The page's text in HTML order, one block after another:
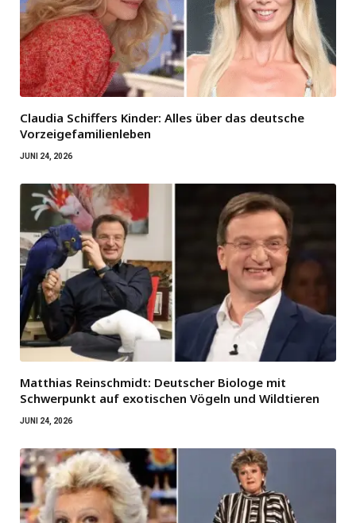
Claudia Schiffers Kinder: Alles über das deutsche
Vorzeigefamilienleben
JUNI 24, 2026
Matthias Reinschmidt: Deutscher Biologe mit
Schwerpunkt auf exotischen Vögeln und Wildtieren
JUNI 24, 2026